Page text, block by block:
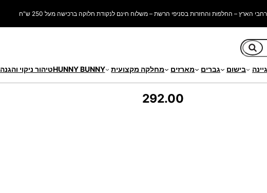
הארץ – החלפות והחזרות בסניפי הרשת – משלוח חינם לנקודת חלוקה ברכישה מעל 250 ש"ח
בישום גברים מארזים מחלקה מקצועית HUNNY BUNNYטיהור ניקוי והגנה
292.00